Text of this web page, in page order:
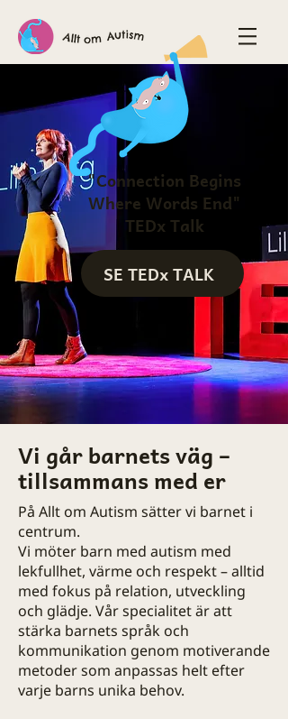
"Connection Begins
Where Words End"
TEDx Talk
SE TEDx TALK
Vi går barnets väg –
tillsammans med er
På Allt om Autism sätter vi barnet i
centrum.
Vi möter barn med autism med
lekfullhet, värme och respekt – alltid
med fokus på relation, utveckling
och glädje. Vår specialitet är att
stärka barnets språk och
kommunikation genom motiverande
metoder som anpassas helt efter
varje barns unika behov.